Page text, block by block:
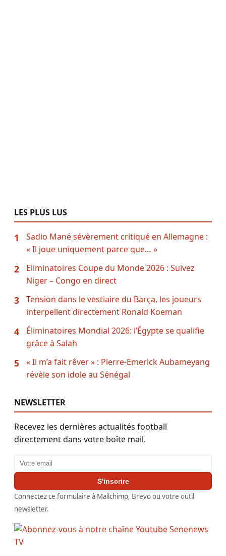
LES PLUS LUS
1
Sadio Mané sévèrement critiqué en Allemagne :
« Il joue uniquement parce que… »
2
Eliminatoires Coupe du Monde 2026 : Suivez
Niger – Congo en direct
3
Tension dans le vestiaire du Barça, les joueurs
interpellent directement Ronald Koeman
4
Éliminatoires Mondial 2026: l’Égypte se qualifie
grâce à Salah
5
« Il m’a fait rêver » : Pierre-Emerick Aubameyang
révèle son idole au Sénégal
NEWSLETTER
Recevez les dernières actualités football
directement dans votre boîte mail.
Adresse email
S'inscrire
Connectez ce formulaire à Mailchimp, Brevo ou votre outil
newsletter.